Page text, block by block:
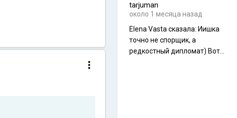
tarjuman
около 1 месяца назад
Elena Vasta сказалa: Иишка
точно не спорщик, а
редкостный дипломат) Вот,